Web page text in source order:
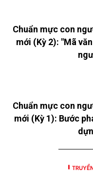
Chuẩn mực con
mới (Kỳ 2): "Mã
Chuẩn mực con
mới (Kỳ 1): Bước